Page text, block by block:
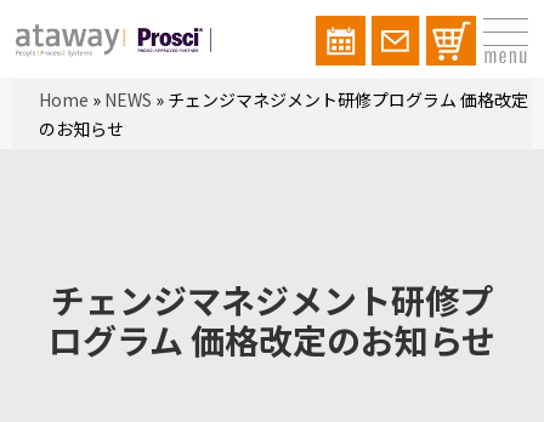
Home » NEWS » チェンジマネジメント研修プログラム 価格改定
のお知らせ
チェンジマネジメント研修プ
ログラム 価格改定のお知らせ